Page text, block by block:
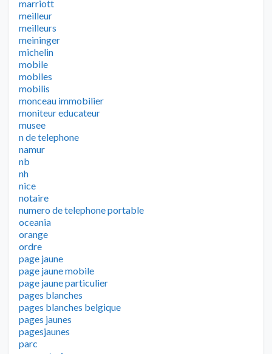
marriott
meilleur
meilleurs
meininger
michelin
mobile
mobiles
mobilis
monceau immobilier
moniteur educateur
musee
n de telephone
namur
nb
nh
nice
notaire
numero de telephone portable
oceania
orange
ordre
page jaune
page jaune mobile
page jaune particulier
pages blanches
pages blanches belgique
pages jaunes
pagesjaunes
parc